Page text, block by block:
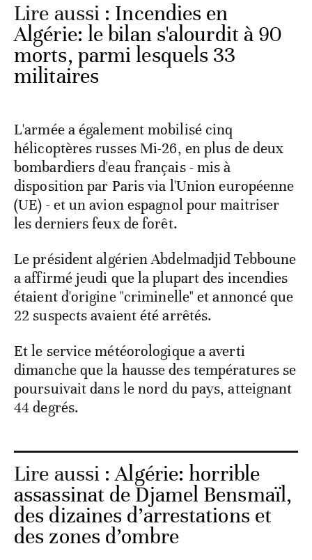
Lire aussi : Incendies en
Algérie: le bilan s'alourdit à 90
morts, parmi lesquels 33
militaires
L'armée a également mobilisé cinq
hélicoptères russes Mi-26, en plus de deux
bombardiers d'eau français - mis à
disposition par Paris via l'Union européenne
(UE) - et un avion espagnol pour maitriser
les derniers feux de forêt.
Le président algérien Abdelmadjid Tebboune
a affirmé jeudi que la plupart des incendies
étaient d'origine "criminelle" et annoncé que
22 suspects avaient été arrêtés.
Et le service météorologique a averti
dimanche que la hausse des températures se
poursuivait dans le nord du pays, atteignant
44 degrés.
Lire aussi :Algérie: horrible
assassinat de Djamel Bensmaïl,
des dizaines d’arrestations et
des zones d’ombre